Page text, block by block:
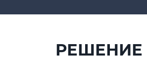
РЕШЕНИЕ